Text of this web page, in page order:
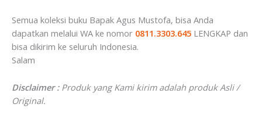
Semua koleksi buku Bapak Agus Mustofa, bisa Anda
dapatkan melalui⁣⁣⁣⁣⁣⁣⁣⁣⁣⁣⁣⁣⁣⁣⁣⁣⁣⁣⁣⁣⁣⁣⁣⁣ WA ke nomor 0811.3303.645 LENGKAP dan
bisa dikirim ⁣⁣⁣⁣⁣⁣⁣⁣⁣⁣⁣⁣⁣⁣⁣⁣⁣⁣⁣⁣⁣⁣⁣⁣⁣⁣⁣⁣⁣⁣⁣⁣⁣⁣⁣⁣⁣⁣ke seluruh Indonesia. ⁣⁣⁣⁣⁣⁣⁣⁣⁣⁣⁣⁣⁣⁣⁣⁣⁣⁣⁣⁣⁣⁣⁣⁣⁣⁣⁣⁣⁣⁣⁣⁣⁣⁣⁣⁣⁣⁣
Salam
Disclaimer :Produk yang Kami kirim adalah produk Asli /
Original.